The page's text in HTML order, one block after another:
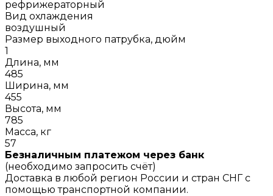
рефрижераторный
Вид охлаждения
воздушный
Размер выходного патрубка, дюйм
1
Длина, мм
485
Ширина, мм
455
Высота, мм
785
Масса, кг
57
Безналичным платежом через банк
(необходимо запросить счёт)
Доставка в любой регион России и стран СНГ с
помощью транспортной компании.